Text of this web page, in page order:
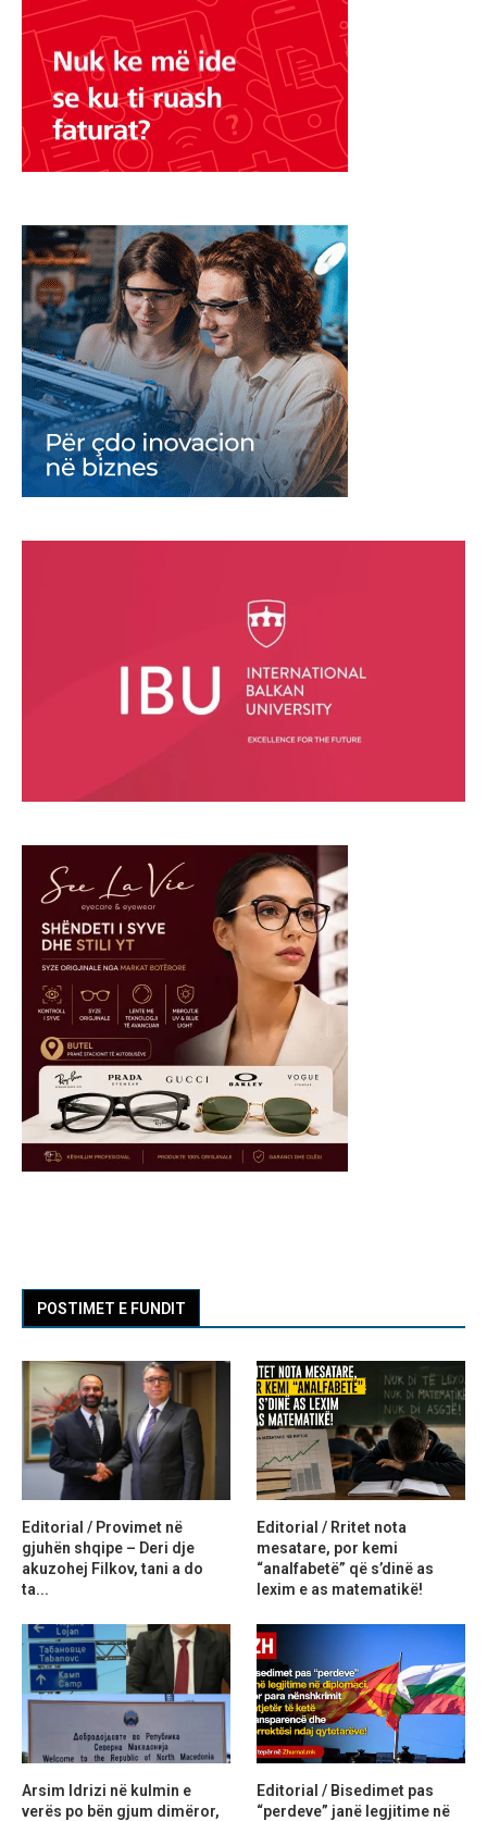
POSTIMET E FUNDIT
Editorial / Provimet në
gjuhën shqipe – Deri dje
akuzohej Filkov, tani a do
ta...
Editorial / Rritet nota
mesatare, por kemi
“analfabetë” që s’dinë as
lexim e as matematikë!
Arsim Idrizi në kulmin e
verës po bën gjum dimëror,
Editorial / Bisedimet pas
“perdeve” janë legjitime në